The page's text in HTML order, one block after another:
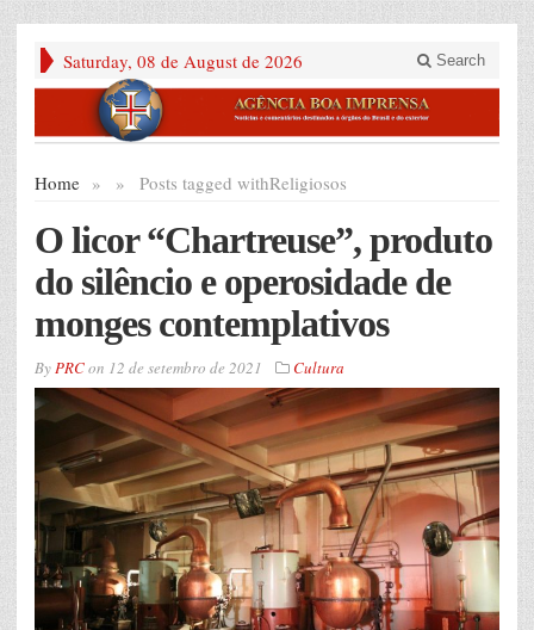
Saturday, 08 de August de 2026 Search
Home » Posts tagged with
» Religiosos
O licor “Chartreuse”, produto
do silêncio e operosidade de
monges contemplativos
ByPRCon 12 de setembro de 2021 Cultura